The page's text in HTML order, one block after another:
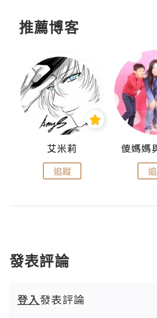
推薦博客
艾米莉
追蹤
發表評論
登入發表評論